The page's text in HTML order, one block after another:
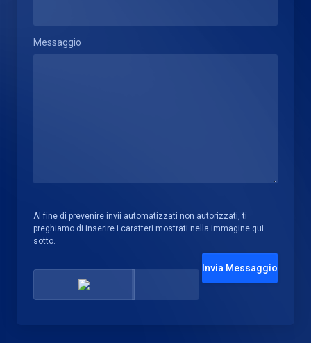
Messaggio
Al fine di prevenire invii automatizzati non autorizzati, ti
preghiamo di inserire i caratteri mostrati nella immagine qui
sotto.
Invia Messaggio